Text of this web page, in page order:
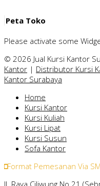
Peta Toko
Please activate some
© 2026 Jual Kursi Kantor
Kantor | Distributor Kursi
Kantor Surabaya
Home
Kursi Kantor
Kursi Kuliah
Kursi Lipat
Kursi Susun
Sofa Kantor
Format Pemesanan Via